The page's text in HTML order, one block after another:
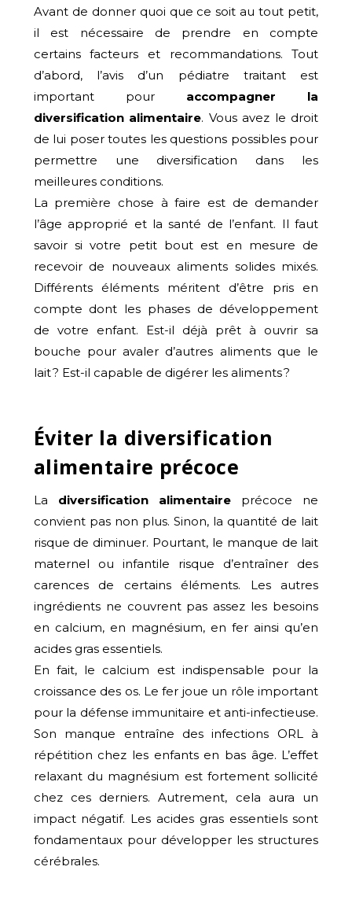
Avant de donner quoi que ce soit au tout petit,
il est nécessaire de prendre en compte
certains facteurs et recommandations. Tout
d’abord, l’avis d’un pédiatre traitant est
important pour accompagner la
diversification alimentaire. Vous avez le droit
de lui poser toutes les questions possibles pour
permettre une diversification dans les
meilleures conditions.
La première chose à faire est de demander
l’âge approprié et la santé de l’enfant. Il faut
savoir si votre petit bout est en mesure de
recevoir de nouveaux aliments solides mixés.
Différents éléments méritent d’être pris en
compte dont les phases de développement
de votre enfant. Est-il déjà prêt à ouvrir sa
bouche pour avaler d’autres aliments que le
lait ? Est-il capable de digérer les aliments ?
Éviter la diversification
alimentaire précoce
La diversification alimentaire précoce ne
convient pas non plus. Sinon, la quantité de lait
risque de diminuer. Pourtant, le manque de lait
maternel ou infantile risque d’entraîner des
carences de certains éléments. Les autres
ingrédients ne couvrent pas assez les besoins
en calcium, en magnésium, en fer ainsi qu’en
acides gras essentiels.
En fait, le calcium est indispensable pour la
croissance des os. Le fer joue un rôle important
pour la défense immunitaire et anti-infectieuse.
Son manque entraîne des infections ORL à
répétition chez les enfants en bas âge. L’effet
relaxant du magnésium est fortement sollicité
chez ces derniers. Autrement, cela aura un
impact négatif. Les acides gras essentiels sont
fondamentaux pour développer les structures
cérébrales.